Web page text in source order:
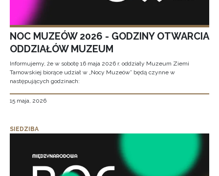
NOC MUZEÓW 2026 - GODZINY OTWARCIA
ODDZIAŁÓW MUZEUM
Informujemy, że w sobotę 16 maja 2026 r. oddziały Muzeum Ziemi
Tarnowskiej biorące udział w „Nocy Muzeów” będą czynne w
następujących godzinach:
15 maja, 2026
SIEDZIBA